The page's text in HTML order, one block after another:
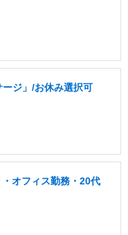
ジ」/お休み選択可
オフィス勤務・20代